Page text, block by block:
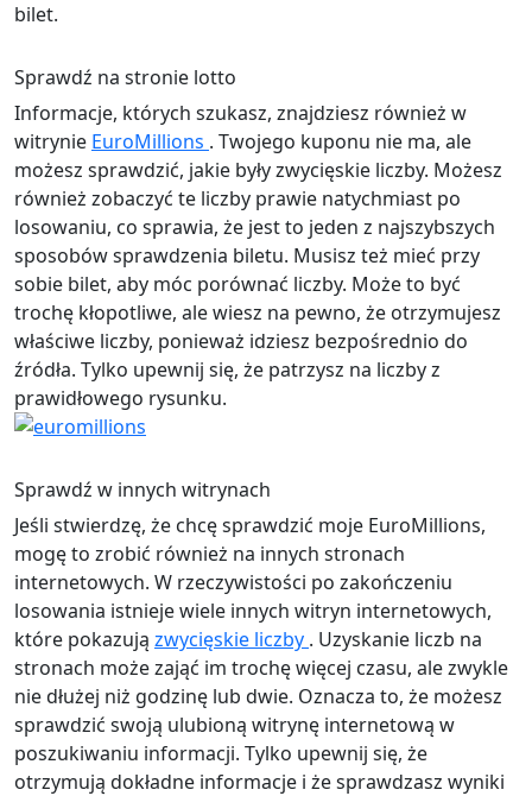
bilet.
Sprawdź na stronie lotto
Informacje, których szukasz, znajdziesz również w
witrynie EuroMillions . Twojego kuponu nie ma, ale
możesz sprawdzić, jakie były zwycięskie liczby. Możesz
również zobaczyć te liczby prawie natychmiast po
losowaniu, co sprawia, że ​​jest to jeden z najszybszych
sposobów sprawdzenia biletu. Musisz też mieć przy
sobie bilet, aby móc porównać liczby. Może to być
trochę kłopotliwe, ale wiesz na pewno, że otrzymujesz
właściwe liczby, ponieważ idziesz bezpośrednio do
źródła. Tylko upewnij się, że patrzysz na liczby z
prawidłowego rysunku.
Sprawdź w innych witrynach
Jeśli stwierdzę, że chcę sprawdzić moje EuroMillions,
mogę to zrobić również na innych stronach
internetowych. W rzeczywistości po zakończeniu
losowania istnieje wiele innych witryn internetowych,
które pokazują zwycięskie liczby . Uzyskanie liczb na
stronach może zająć im trochę więcej czasu, ale zwykle
nie dłużej niż godzinę lub dwie. Oznacza to, że możesz
sprawdzić swoją ulubioną witrynę internetową w
poszukiwaniu informacji. Tylko upewnij się, że
otrzymują dokładne informacje i że sprawdzasz wyniki